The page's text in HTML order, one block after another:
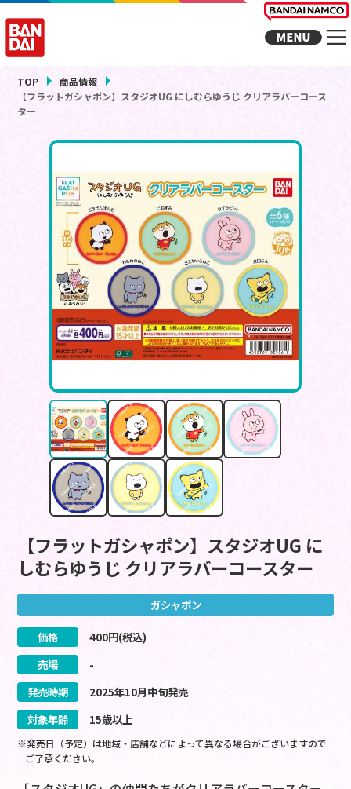
TOP
商品情報
【フラットガシャポン】スタジオUG にしむらゆうじ クリアラバーコース
ター
【フラットガシャポン】スタジオUG に
しむらゆうじ クリアラバーコースター
ガシャポン
価格 400円(税込)
売場
-
発売時期
2025年10月中旬発売
対象年齢
15歳以上
※発売日（予定）は地域・店舗などによって異なる場合がございますので
ご了承ください。